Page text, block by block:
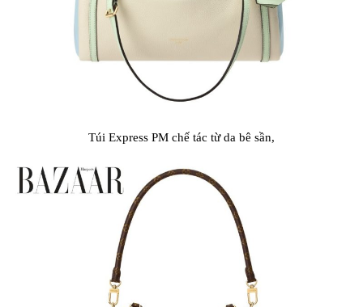
Túi Express PM chế tác từ da bê sần,